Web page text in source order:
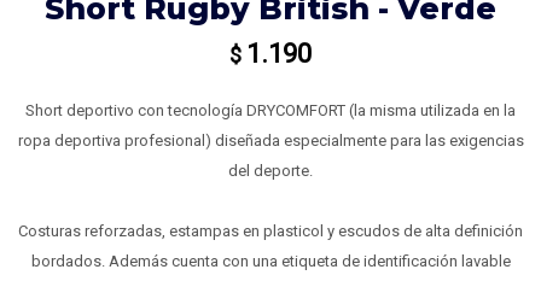
Short Rugby British - Verde
$ 1.190
Short deportivo con tecnología DRYCOMFORT (la misma utilizada en la
ropa deportiva profesional) diseñada especialmente para las exigencias
del deporte.
Costuras reforzadas, estampas en plasticol y escudos de alta definición
bordados. Además cuenta con una etiqueta de identificación lavable